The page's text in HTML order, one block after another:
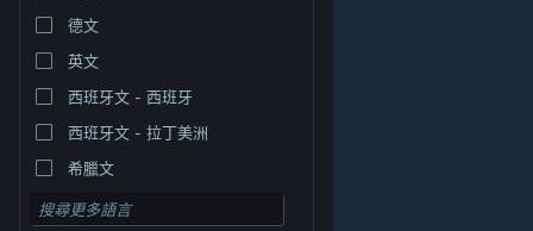
德文
英文
西班牙文 - 西班牙
西班牙文 - 拉丁美洲
希臘文